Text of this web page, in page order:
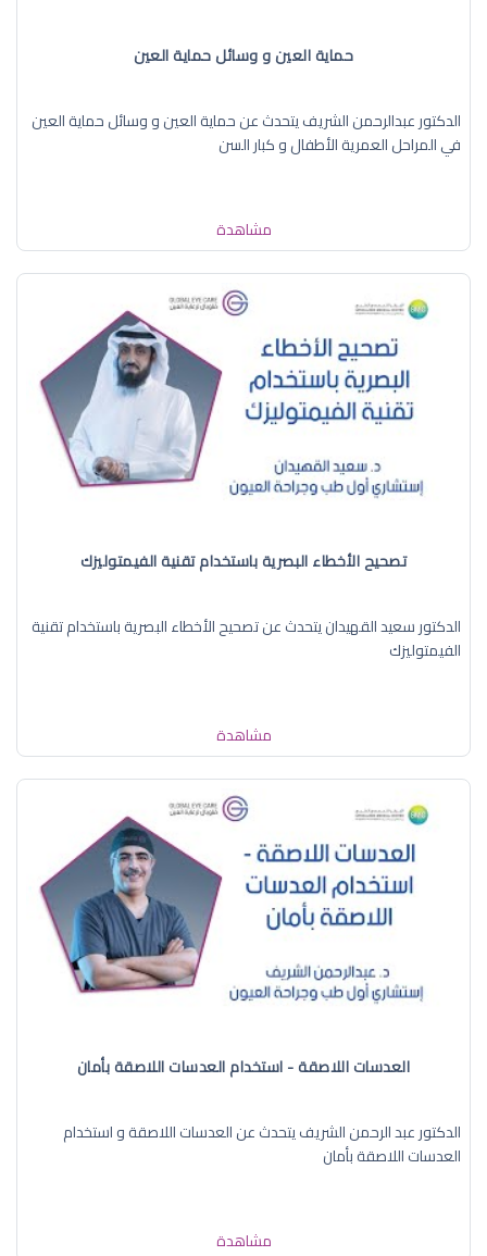
حماية العين و وسائل حماية العين
الدكتور عبدالرحمن الشريف يتحدث عن حماية العين و وسائل حماية العين
في المراحل العمرية الأطفال و كبار السن
مشاهدة
تصحيح الأخطاء البصرية باستخدام تقنية الفيمتوليزك
الدكتور سعيد القهيدان يتحدث عن تصحيح الأخطاء البصرية باستخدام تقنية
الفيمتوليزك
مشاهدة
العدسات اللاصقة - استخدام العدسات اللاصقة بأمان
الدكتور عبد الرحمن الشريف يتحدث عن العدسات اللاصقة و استخدام
العدسات اللاصقة بأمان
مشاهدة